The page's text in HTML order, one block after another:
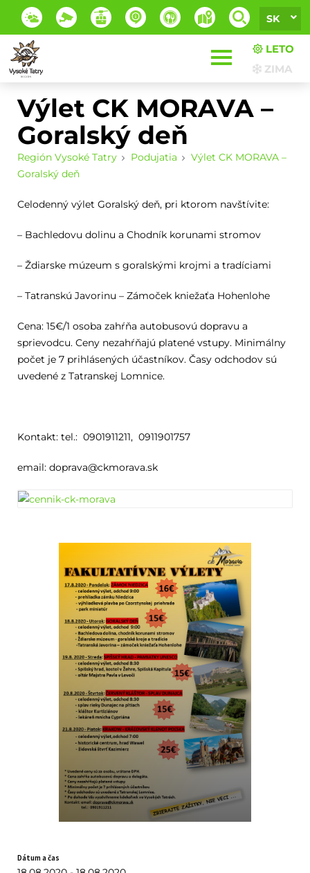
SK
LETO
ZIMA
Výlet CK MORAVA –
Goralský deň
Región Vysoké Tatry Podujatia
Výlet CK MORAVA –
Goralský deň
Celodenný výlet Goralský deň, pri ktorom navštívite:
– Bachledovu dolinu a Chodník korunami stromov
– Ždiarske múzeum s goralskými krojmi a tradíciami
– Tatranskú Javorinu – Zámoček kniežaťa Hohenlohe
Cena: 15€/1 osoba zahŕňa autobusovú dopravu a
sprievodcu. Ceny nezahŕňajú platené vstupy. Minimálny
počet je 7 prihlásených účastníkov. Časy odchodov sú
uvedené z Tatranskej Lomnice.
Kontakt: tel.: 0901911211, 0911901757
email: doprava@ckmorava.sk
Dátum a čas